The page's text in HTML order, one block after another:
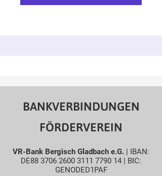
BANKVERBINDUNGEN
FÖRDERVEREIN
VR-Bank Bergisch Gladbach e.G. | IBAN:
DE88 3706 2600 3111 7790 14 | BIC:
GENODED1PAF